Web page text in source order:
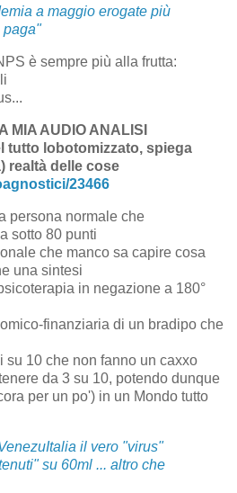
a maggio erogate più
paga"
è sempre più alla frutta:
MIA AUDIO ANALISI
tutto lobotomizzato, spiega
realtà delle cose
23466
persona normale che
sotto 80 punti
che manco sa capire cosa
una sintesi
in negazione a 180°
finanziaria di un bradipo che
su 10 che non fanno un caxxo
da 3 su 10, potendo dunque
per un po') in un Mondo tutto
il vero "virus"
su 60ml ... altro che